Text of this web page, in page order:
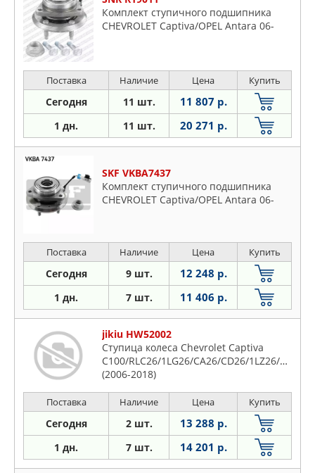
Комплект ступичного подшипника
CHEVROLET Captiva/OPEL Antara 06-
Поставка Наличие Цена Купить
Сегодня 11 шт. 11 807 р.
1 дн. 11 шт. 20 271 р.
SKF VKBA7437
Комплект ступичного подшипника
CHEVROLET Captiva/OPEL Antara 06-
Поставка Наличие Цена Купить
Сегодня 9 шт. 12 248 р.
1 дн. 7 шт. 11 406 р.
jikiu HW52002
Ступица колеса Chevrolet Captiva
C100/RLC26/1LG26/CA26/CD26/1LZ26/
(2006-2018)
Поставка Наличие Цена Купить
Сегодня 2 шт. 13 288 р.
1 дн. 7 шт. 14 201 р.